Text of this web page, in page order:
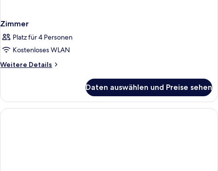
Zimmer
Platz für 4 Personen
Kostenloses WLAN
Weitere Details
Weitere
Daten auswählen und Preise sehen